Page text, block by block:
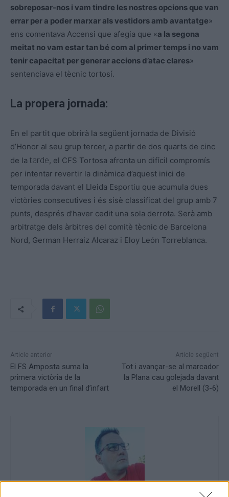
sobreposar-nos i vam tindre les nostres opcions que van
errar per a poder marxar als vestidors amb avantatge»
ens comentava Accensi que afegia que «a la segona
meitat no vam estar tan bé com al primer temps i no vam
tenir capacitat per generar accions d’atac clares»
sentenciava el tècnic tortosí.
La propera jornada:
En el partit que obrirà la següent jornada de Divisió
d’Honor al seu grup tercer, a partir de dos quarts de cinc
de la tarde, el CFS Tortosa afronta un difícil compromís
per intentar revertir la dinàmica d’aquest inici de
temporada davant el Lleida Esportiu que acumula dues
victòries consecutives i és sisè classificat del grup amb 7
punts, després d’haver cedit una sola derrota. Serà amb
arbitratge dels àrbitres del comitè tècnic de Barcelona
Nord, German Herraiz Alcaraz i Eloy León Torreblanca.
Article anterior
El FS Amposta suma la
primera victòria de la
temporada en un final d’infart
Article següent
Tot i avançar-se al marcador
la Plana cau golejada davant
el Morell (3-6)